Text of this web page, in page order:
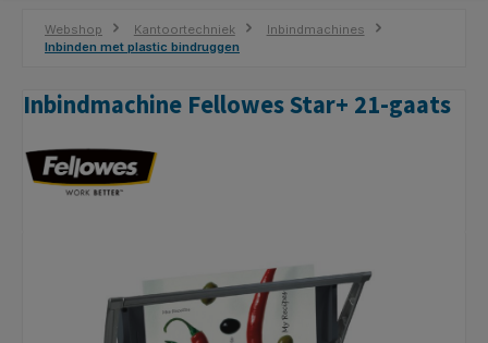
Webshop Kantoortechniek
Inbindmachines
Inbinden met plastic bindruggen
Inbindmachine Fellowes Star+ 21-gaats